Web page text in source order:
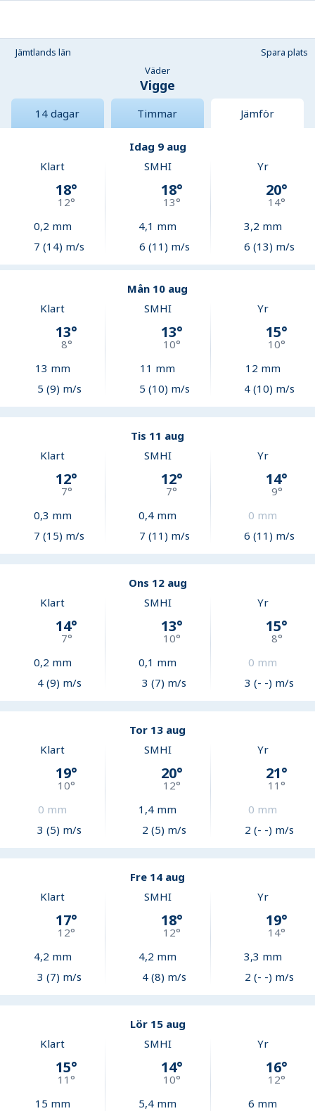
Jämtlands län
Spara plats
Väder
Vigge
14 dagar Timmar Jämför
Idag 9 aug
Klart
18°
12°
0,2 mm
7 (14) m/s
SMHI
18°
13°
4,1 mm
6 (11) m/s
Yr
20°
14°
3,2 mm
6 (13) m/s
Mån 10 aug
Klart
13°
8°
13 mm
5 (9) m/s
SMHI
13°
10°
11 mm
5 (10) m/s
Yr
15°
10°
12 mm
4 (10) m/s
Tis 11 aug
Klart
12°
7°
0,3 mm
7 (15) m/s
SMHI
12°
7°
0,4 mm
7 (11) m/s
Yr
14°
9°
0 mm
6 (11) m/s
Ons 12 aug
Klart
14°
7°
0,2 mm
4 (9) m/s
SMHI
13°
10°
0,1 mm
3 (7) m/s
Yr
15°
8°
0 mm
3 (- -) m/s
Tor 13 aug
Klart
19°
10°
0 mm
3 (5) m/s
SMHI
20°
12°
1,4 mm
2 (5) m/s
Yr
21°
11°
0 mm
2 (- -) m/s
Fre 14 aug
Klart
17°
12°
4,2 mm
3 (7) m/s
SMHI
18°
12°
4,2 mm
4 (8) m/s
Yr
19°
14°
3,3 mm
2 (- -) m/s
Lör 15 aug
Klart
15°
11°
15 mm
SMHI
14°
10°
5,4 mm
Yr
16°
12°
6 mm